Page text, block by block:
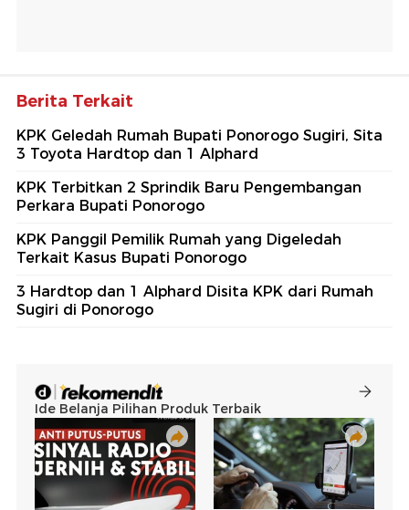
Berita Terkait
KPK Geledah Rumah Bupati Ponorogo Sugiri, Sita
3 Toyota Hardtop dan 1 Alphard
KPK Terbitkan 2 Sprindik Baru Pengembangan
Perkara Bupati Ponorogo
KPK Panggil Pemilik Rumah yang Digeledah
Terkait Kasus Bupati Ponorogo
3 Hardtop dan 1 Alphard Disita KPK dari Rumah
Sugiri di Ponorogo